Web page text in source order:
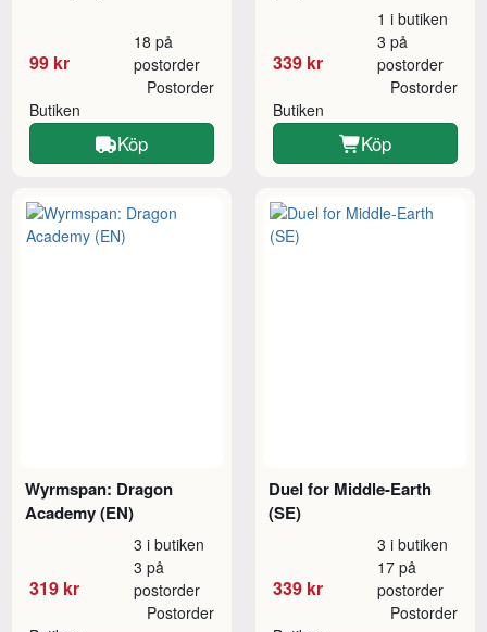
99 kr
18 på
postorder
Butiken
Postorder
Köp
339 kr
1 i butiken
3 på
postorder
Butiken
Postorder
Köp
Wyrmspan: Dragon
Academy (EN)
319 kr
3 i butiken
3 på
postorder
Postorder
Duel for Middle-Earth
(SE)
339 kr
3 i butiken
17 på
postorder
Postorder